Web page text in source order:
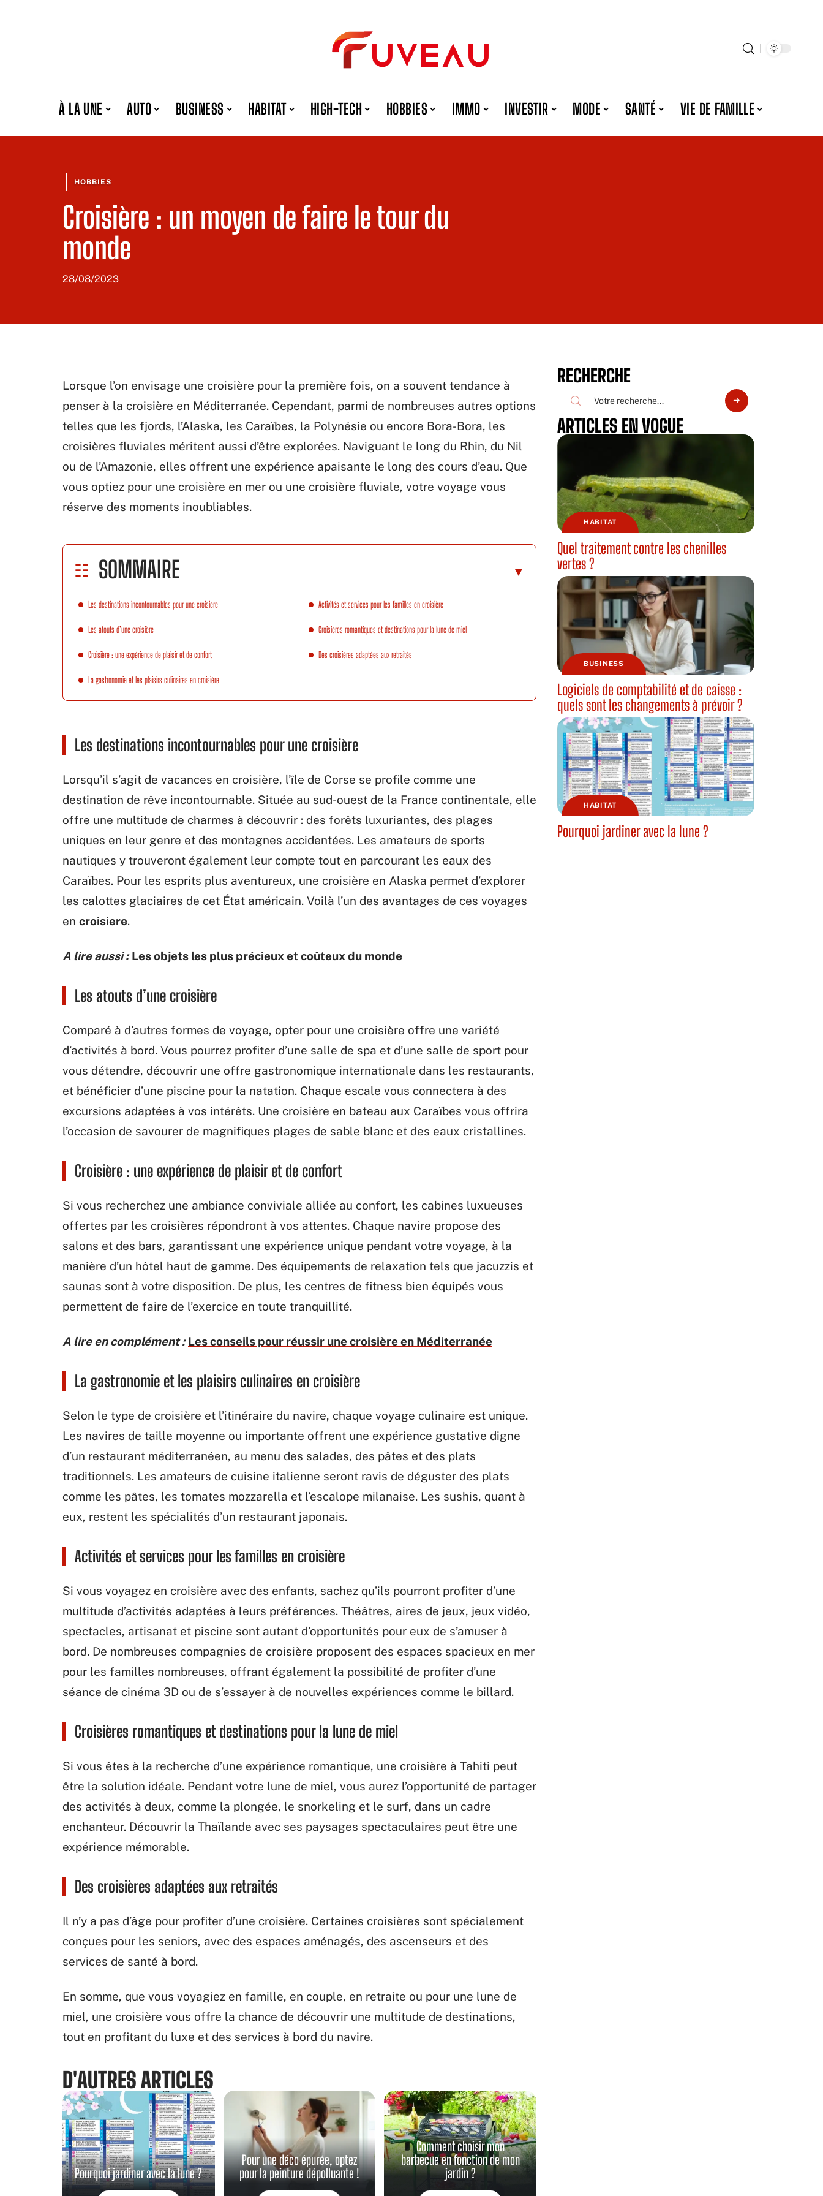
À LA UNE AUTO BUSINESS HABITAT HIGH-TECH HOBBIES IMMO INVESTIR MODE SANTÉ VIE DE FAMILLE
HOBBIES
Croisière : un moyen de faire le tour du
monde
28/08/2023
Lorsque l’on envisage une croisière pour la première fois, on a souvent tendance à
penser à la croisière en Méditerranée. Cependant, parmi de nombreuses autres options
telles que les fjords, l’Alaska, les Caraïbes, la Polynésie ou encore Bora-Bora, les
croisières fluviales méritent aussi d’être explorées. Naviguant le long du Rhin, du Nil
ou de l’Amazonie, elles offrent une expérience apaisante le long des cours d’eau. Que
vous optiez pour une croisière en mer ou une croisière fluviale, votre voyage vous
réserve des moments inoubliables.
SOMMAIRE
Les destinations incontournables pour une croisière
Les atouts d’une croisière
Croisière : une expérience de plaisir et de confort
La gastronomie et les plaisirs culinaires en croisière
Activités et services pour les familles en croisière
Croisières romantiques et destinations pour la lune de miel
Des croisières adaptées aux retraités
Les destinations incontournables pour une croisière
Lorsqu’il s’agit de vacances en croisière, l’île de Corse se profile comme une
destination de rêve incontournable. Située au sud-ouest de la France continentale, elle
offre une multitude de charmes à découvrir : des forêts luxuriantes, des plages
uniques en leur genre et des montagnes accidentées. Les amateurs de sports
nautiques y trouveront également leur compte tout en parcourant les eaux des
Caraïbes. Pour les esprits plus aventureux, une croisière en Alaska permet d’explorer
les calottes glaciaires de cet État américain. Voilà l’un des avantages de ces voyages
en croisiere.
A lire aussi : Les objets les plus précieux et coûteux du monde
Les atouts d’une croisière
Comparé à d’autres formes de voyage, opter pour une croisière offre une variété
d’activités à bord. Vous pourrez profiter d’une salle de spa et d’une salle de sport pour
vous détendre, découvrir une offre gastronomique internationale dans les restaurants,
et bénéficier d’une piscine pour la natation. Chaque escale vous connectera à des
excursions adaptées à vos intérêts. Une croisière en bateau aux Caraïbes vous offrira
l’occasion de savourer de magnifiques plages de sable blanc et des eaux cristallines.
Croisière : une expérience de plaisir et de confort
Si vous recherchez une ambiance conviviale alliée au confort, les cabines luxueuses
offertes par les croisières répondront à vos attentes. Chaque navire propose des
salons et des bars, garantissant une expérience unique pendant votre voyage, à la
manière d’un hôtel haut de gamme. Des équipements de relaxation tels que jacuzzis et
saunas sont à votre disposition. De plus, les centres de fitness bien équipés vous
permettent de faire de l’exercice en toute tranquillité.
A lire en complément : Les conseils pour réussir une croisière en Méditerranée
La gastronomie et les plaisirs culinaires en croisière
Selon le type de croisière et l’itinéraire du navire, chaque voyage culinaire est unique.
Les navires de taille moyenne ou importante offrent une expérience gustative digne
d’un restaurant méditerranéen, au menu des salades, des pâtes et des plats
traditionnels. Les amateurs de cuisine italienne seront ravis de déguster des plats
comme les pâtes, les tomates mozzarella et l’escalope milanaise. Les sushis, quant à
eux, restent les spécialités d’un restaurant japonais.
Activités et services pour les familles en croisière
Si vous voyagez en croisière avec des enfants, sachez qu’ils pourront profiter d’une
multitude d’activités adaptées à leurs préférences. Théâtres, aires de jeux, jeux vidéo,
spectacles, artisanat et piscine sont autant d’opportunités pour eux de s’amuser à
bord. De nombreuses compagnies de croisière proposent des espaces spacieux en mer
pour les familles nombreuses, offrant également la possibilité de profiter d’une
séance de cinéma 3D ou de s’essayer à de nouvelles expériences comme le billard.
Croisières romantiques et destinations pour la lune de miel
Si vous êtes à la recherche d’une expérience romantique, une croisière à Tahiti peut
être la solution idéale. Pendant votre lune de miel, vous aurez l’opportunité de partager
des activités à deux, comme la plongée, le snorkeling et le surf, dans un cadre
enchanteur. Découvrir la Thaïlande avec ses paysages spectaculaires peut être une
expérience mémorable.
Des croisières adaptées aux retraités
Il n’y a pas d’âge pour profiter d’une croisière. Certaines croisières sont spécialement
conçues pour les seniors, avec des espaces aménagés, des ascenseurs et des
services de santé à bord.
En somme, que vous voyagiez en famille, en couple, en retraite ou pour une lune de
miel, une croisière vous offre la chance de découvrir une multitude de destinations,
tout en profitant du luxe et des services à bord du navire.
D'AUTRES ARTICLES
Pourquoi jardiner avec la lune ?
Pour une déco épurée, optez
pour la peinture dépolluante !
Comment choisir mon
barbecue en fonction de mon
jardin ?
RECHERCHE
ARTICLES EN VOGUE
HABITAT
Quel traitement contre les chenilles
vertes ?
BUSINESS
Logiciels de comptabilité et de caisse :
quels sont les changements à prévoir ?
HABITAT
Pourquoi jardiner avec la lune ?